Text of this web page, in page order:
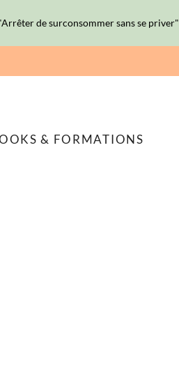
& FORMATIONS
de surconsommer sans se priver"